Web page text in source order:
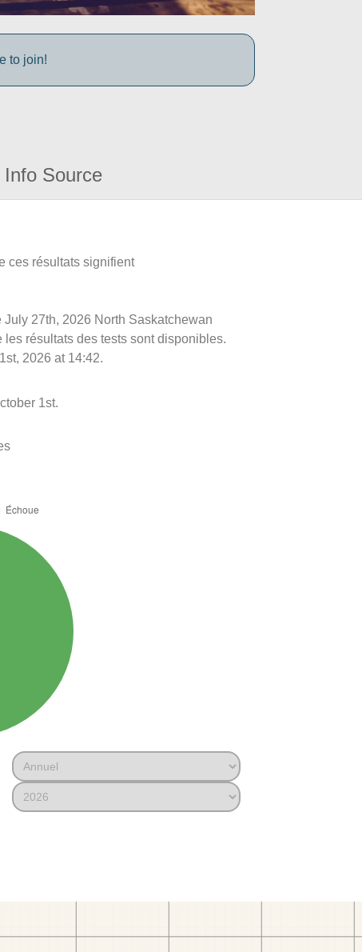
to join!
Info Source
ces résultats signifient
27th, 2026 North Saskatchewan
résultats des tests sont disponibles.
2026 at 14:42.
1st.